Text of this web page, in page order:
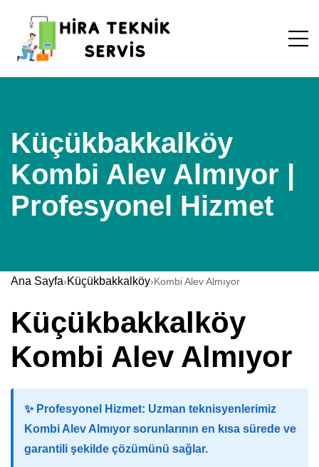
Küçükbakkalköy
Kombi Alev Almıyor |
Profesyonel Hizmet
Ana Sayfa›Küçükbakkalköy›Kombi Alev Almıyor
Küçükbakkalköy
Kombi Alev Almıyor
✨ Profesyonel Hizmet: Uzman teknisyenlerimiz
Kombi Alev Almıyor sorunlarının en kısa sürede ve
garantili şekilde çözümünü sağlar.